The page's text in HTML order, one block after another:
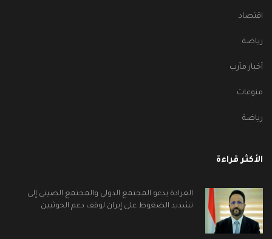
اقتصاد
رياضة
أخبار مأرب
منوعات
رياضة
الأكثر قراءة
العرادة يدعو المجتمع الدولي والمجتمع الصيني إلى
تشديد الضغوط على إيران لوقف دعم الحوثيين